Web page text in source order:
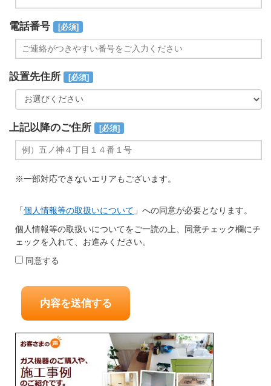
電話番号 [必須]
設置先住所 [必須]
上記以降のご住所 [必須]
※一部対応できないエリアもございます。
「個人情報等の取扱いについて 」への同意が必要となります。
個人情報等の取扱いについてをご一読の上、同意チェック欄にチ
ェックを入れて、お進みください。
同意する